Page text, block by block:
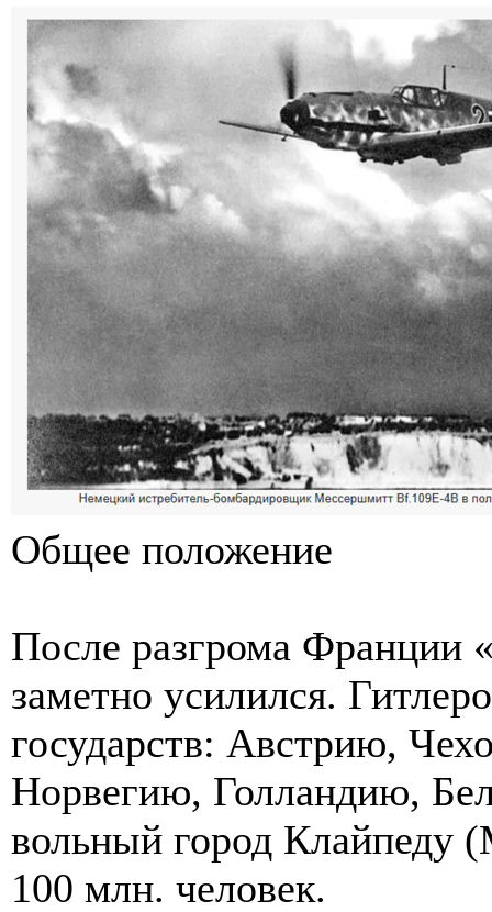
Общее положение
После разгрома Франции
заметно усилился.
государств: Австрию,
Норвегию, Голландию,
вольный город Клайпеду
100 млн. человек.